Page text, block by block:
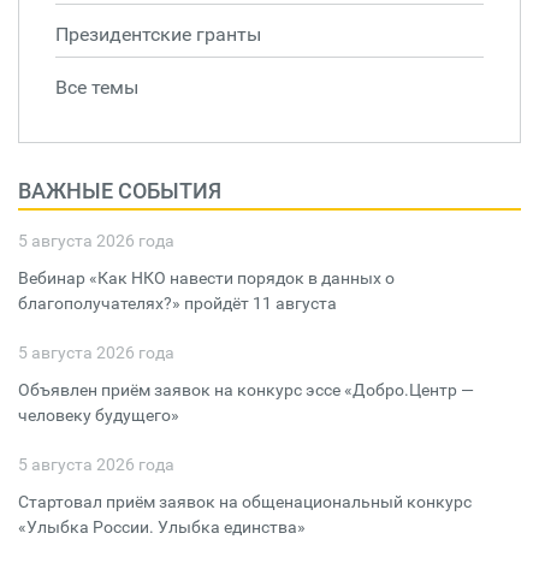
Президентские гранты
Все темы
ВАЖНЫЕ СОБЫТИЯ
5 августа 2026 года
Вебинар «Как НКО навести порядок в данных о
благополучателях?» пройдёт 11 августа
5 августа 2026 года
Объявлен приём заявок на конкурс эссе «Добро.Центр —
человеку будущего»
5 августа 2026 года
Стартовал приём заявок на общенациональный конкурс
«Улыбка России. Улыбка единства»